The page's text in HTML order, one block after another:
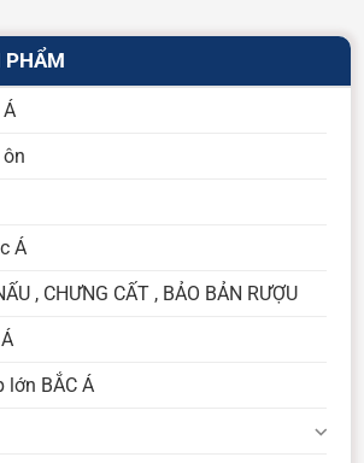
PHẨM
Á
, CHƯNG CẤT , BẢO BẢN RƯỢU
lớn BẮC Á